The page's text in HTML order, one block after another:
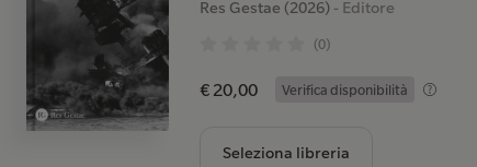
Res Gestae (2026)- Editore
(0)
€ 20,00 Verifica disponibilità
Seleziona libreria